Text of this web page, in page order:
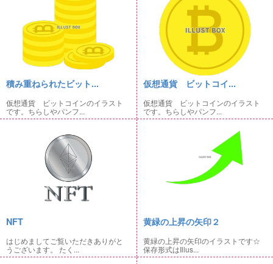
積み重ねられたビット...
仮想通貨 ビットコインのイラスト
です。ちらしやパンフ...
仮想通貨 ビットコイ...
仮想通貨 ビットコインのイラスト
です。ちらしやパンフ...
NFT
はじめましてご覧いただきありがと
うございます。 たく...
黄緑の上昇の矢印２
黄緑の上昇の矢印のイラストです☆
保存形式はIllus...